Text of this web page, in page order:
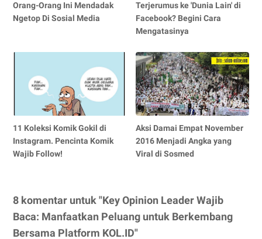
Orang-Orang Ini Mendadak
Ngetop Di Sosial Media
Terjerumus ke 'Dunia Lain' di
Facebook? Begini Cara
Mengatasinya
11 Koleksi Komik Gokil di
Instagram. Pencinta Komik
Wajib Follow!
Aksi Damai Empat November
2016 Menjadi Angka yang
Viral di Sosmed
8 komentar untuk "Key Opinion Leader Wajib
Baca: Manfaatkan Peluang untuk Berkembang
Bersama Platform KOL.ID"